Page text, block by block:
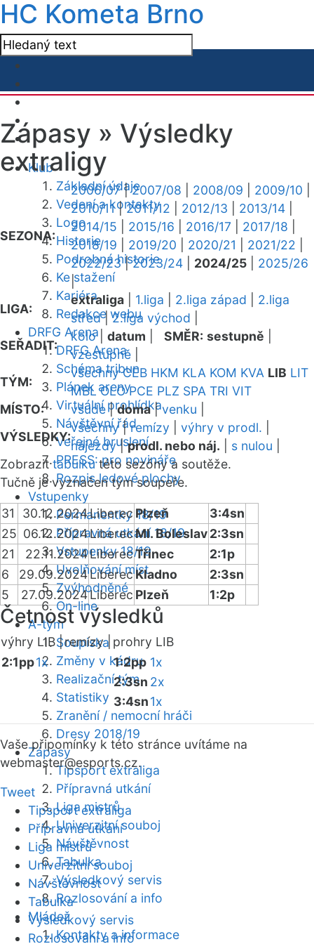
HC Kometa Brno
Klub
Základní údaje
Vedení a kontakty
Logo
Historie
Podrobná historie
Ke stažení
Kariéra
Redakce webu
DRFG Arena
DRFG Arena
Schéma tribun
Plánek areny
Virtuální prohlídka
Návštěvní řád
Veřejné bruslení
PRESS: pro novináře
Rozpis ledové plochy
Vstupenky
Permanentky 18/19
Přípravná utkání 18/19
Vstupenky 18/19
Uvolňování míst
Zvýhodněné
On-line
A-tým
Soupiska
Změny v kádru
Realizační tým
Statistiky
Zranění / nemocní hráči
Dresy 2018/19
Zápasy
Tipsport extraliga
Přípravná utkání
Liga mistrů
Univerzitní souboj
Návštěvnost
Tabulka
Výsledkový servis
Rozlosování a info
Mládež
Kontakty a informace
Zápasy » Výsledky
extraligy
SEZONA:
2006/07|2007/08 2008/09 2009/10
2010/11|2011/12 2012/13 2013/14
2014/15
2015/16 2016/17 2017/18
2018/19
2019/20 2020/21 2021/22
2022/23|2023/24 2024/25
2025/26
|
LIGA:
extraliga 1.liga 2.liga západ
2.liga
střed|2.liga východ
SEŘADIT:
kolo| datum SMĚR: sestupně
vzestupně
TÝM:
všechny CEB HKM KLA KOM KVA LIB LIT
MBL OLO PCE PLZ SPA TRI VIT
MÍSTO:
všude|doma|venku
VÝSLEDKY:
všechny|remízy výhry v prodl.
nájezdy|prodl. nebo náj. s nulou
Zobrazittabulkutéto sezóny a soutěže.
Tučně je vyznačen tým soupeře.
31 30.12.2024Liberec Plzeň
3:4sn
25 06.12.2024LiberecMl. Boleslav2:3sn
21
22.11.2024LiberecTřinec
2:1p
6
29.09.2024Liberec Kladno
2:3sn
5
27.09.2024Liberec Plzeň 1:2p
Četnost výsledků
výhry LIB |remízy | prohry LIB
2:1pp1x 1:2pp 1x
2:3sn 2x
3:4sn1x
Vaše připomínky k této stránce uvítáme na
webmaster@esports.cz.
Tweet
Tipsport extraliga
Přípravná utkání
Liga mistrů
Univerzitní souboj
Návštěvnost
Tabulka
Výsledkový servis
Rozlosování a info